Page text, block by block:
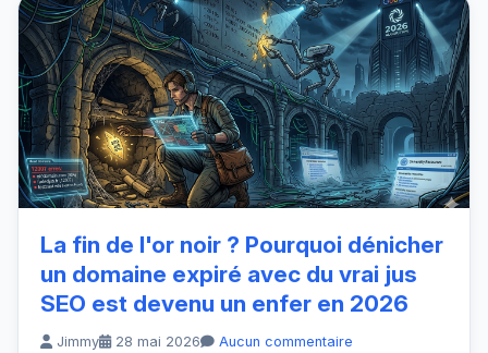
La fin de l'or noir ? Pourquoi dénicher
un domaine expiré avec du vrai jus
SEO est devenu un enfer en 2026
Jimmy 28 mai 2026 Aucun commentaire